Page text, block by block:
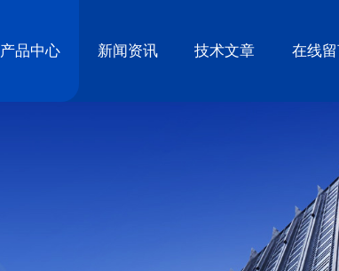
产品中心 新闻资讯 技术文章 在线